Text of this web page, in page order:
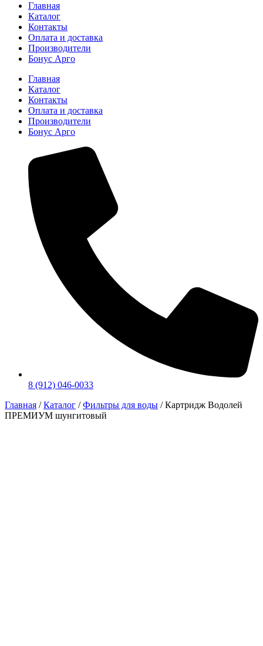
Главная
Каталог
Контакты
Оплата и доставка
Производители
Бонус Арго
Главная
Каталог
Контакты
Оплата и доставка
Производители
Бонус Арго
8 (912) 046-0033
Главная / Каталог / Фильтры для воды / Картридж Водолей
ПРЕМИУМ шунгитовый